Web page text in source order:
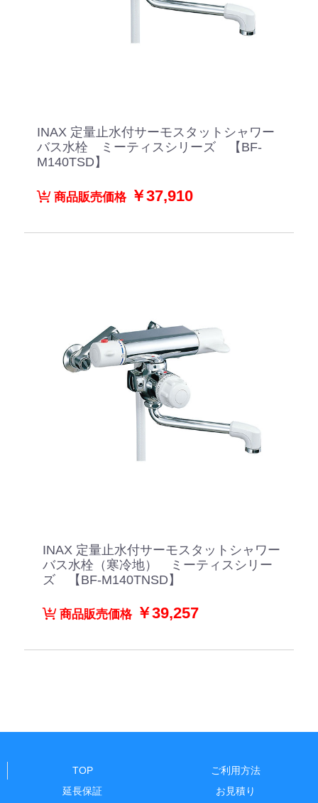
INAX 定量止水付サーモスタットシャワー
バス水栓 ミーティスシリーズ 【BF-
M140TSD】
商品販売価格￥37,910
INAX 定量止水付サーモスタットシャワー
バス水栓（寒冷地） ミーティスシリー
ズ 【BF-M140TNSD】
商品販売価格￥39,257
TOP
ご利用方法
延長保証
お見積り